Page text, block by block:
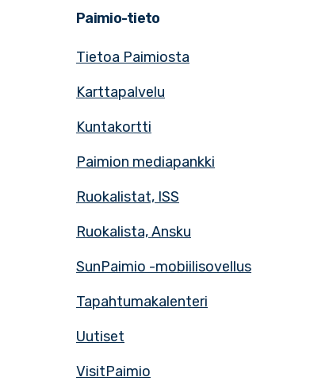
Paimio-tieto
Tietoa Paimiosta
Karttapalvelu
Kuntakortti
Paimion mediapankki
Ruokalistat, ISS
Ruokalista, Ansku
SunPaimio -mobiilisovellus
Tapahtumakalenteri
Uutiset
VisitPaimio